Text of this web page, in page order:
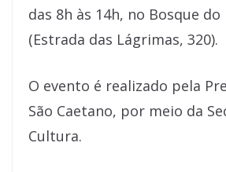
das 8h às 14h, no Bosque do
(Estrada das Lágrimas, 320).
O evento é realizado pela
São Caetano, por meio da
Cultura.